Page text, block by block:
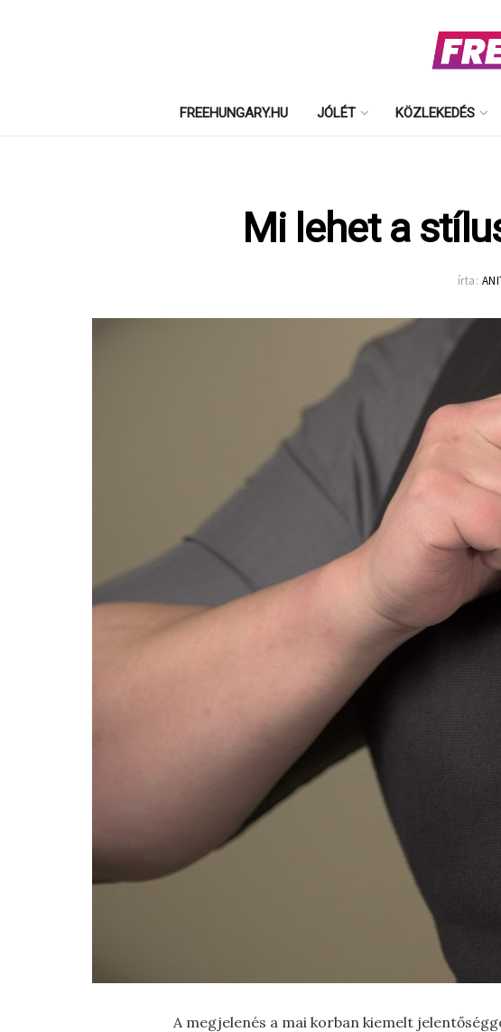
FREEHUNGARY.HU JÓLÉT KÖZLEKEDÉS
Mi lehet a
írta:
A megjelenés a mai korban kiemelt